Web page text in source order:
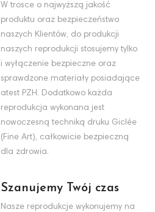
W trosce o najwyższą jakość
produktu oraz bezpieczeństwo
naszych Klientów, do produkcji
naszych reprodukcji stosujemy tylko
i wyłączenie bezpieczne oraz
sprawdzone materiały posiadające
atest PZH. Dodatkowo każda
reprodukcja wykonana jest
nowoczesną techniką druku Giclée
(Fine Art), całkowicie bezpieczną
dla zdrowia.
Szanujemy Twój czas
Nasze reprodukcje wykonujemy na